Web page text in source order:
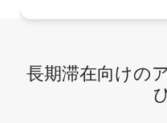
長期滞在向け⁠の